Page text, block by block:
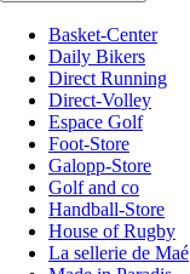
Basket-Center
Daily Bikers
Direct Running
Direct-Volley
Espace Golf
Foot-Store
Galopp-Store
Golf and co
Handball-Store
House of Rugby
La sellerie de Maé